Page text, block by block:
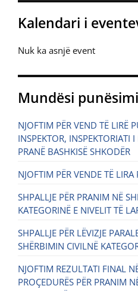
Kalendari i
Nuk ka asnjë event
Mundësi punësimi
NJOFTIM PËR VEND TË LIRË
INSPEKTOR, INSPEKTORIATI I
PRANË BASHKISË SHKODËR
NJOFTIM PËR VENDE TË LIRA
SHPALLJE PËR PRANIM NË
KATEGORINË E NIVELIT TË
SHPALLJE PËR LËVIZJE
SHËRBIMIN CIVILNË
NJOFTIM REZULTATI FINAL
PROÇEDURËS PËR PRANIM